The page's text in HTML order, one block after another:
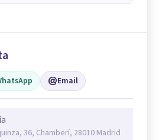
Email
36, Chamberí, 28010 Madrid